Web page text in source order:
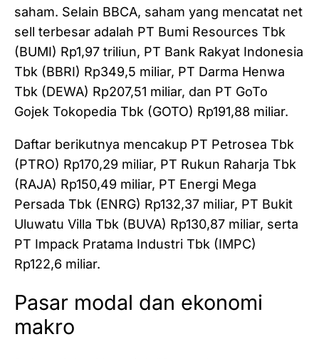
saham. Selain BBCA, saham yang mencatat net
sell terbesar adalah PT Bumi Resources Tbk
(BUMI) Rp1,97 triliun, PT Bank Rakyat Indonesia
Tbk (BBRI) Rp349,5 miliar, PT Darma Henwa
Tbk (DEWA) Rp207,51 miliar, dan PT GoTo
Gojek Tokopedia Tbk (GOTO) Rp191,88 miliar.
Daftar berikutnya mencakup PT Petrosea Tbk
(PTRO) Rp170,29 miliar, PT Rukun Raharja Tbk
(RAJA) Rp150,49 miliar, PT Energi Mega
Persada Tbk (ENRG) Rp132,37 miliar, PT Bukit
Uluwatu Villa Tbk (BUVA) Rp130,87 miliar, serta
PT Impack Pratama Industri Tbk (IMPC)
Rp122,6 miliar.
Pasar modal dan ekonomi
makro